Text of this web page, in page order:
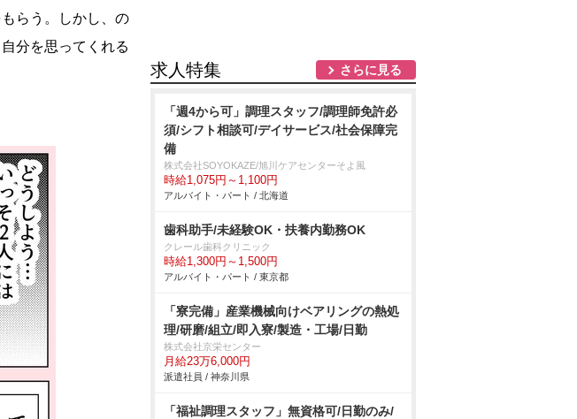
らう。しかし、の
分を思ってくれる
求人特集 さらに見る
「週4から可」調理スタッフ/調理師免許必
須/シフト相談可/デイサービス/社会保障完
備
株式会社SOYOKAZE/旭川ケアセンターそよ風
時給1,075円～1,100円
アルバイト・パート / 北海道
歯科助手/未経験OK・扶養内勤務OK
クレール歯科クリニック
時給1,300円～1,500円
アルバイト・パート / 東京都
「寮完備」産業機械向けベアリングの熱処
理/研磨/組立/即入寮/製造・工場/日勤
株式会社京栄センター
月給23万6,000円
派遣社員 / 神奈川県
「福祉調理スタッフ」無資格可/日勤のみ/